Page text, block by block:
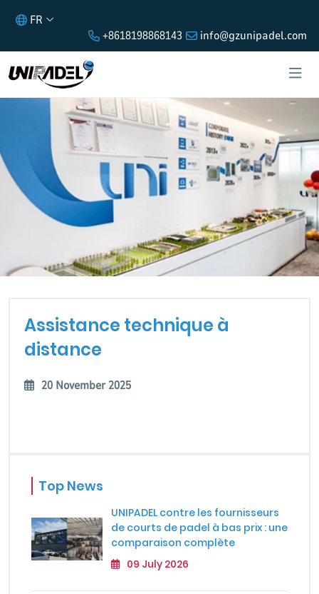
FR
+8618198868143
info@gzunipadel.com
DISTANCE
Assistance technique à
distance
20 November 2025
Top News
UNIPADEL contre les fournisseurs
de courts de padel à bas prix : une
comparaison complète
09 July 2026